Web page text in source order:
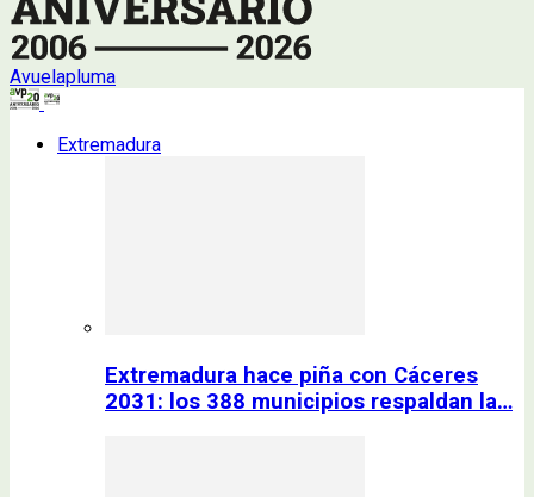
Avuelapluma
Extremadura
Extremadura hace piña con Cáceres
2031: los 388 municipios respaldan la…